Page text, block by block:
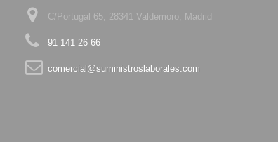
C/Portugal 65, 28341 Valdemoro, Madrid
91 141 26 66
comercial@suministroslaborales.com